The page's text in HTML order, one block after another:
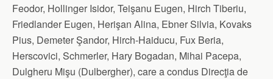
Feodor, Hollinger Isidor, Teişanu Eugen, Hirch Tiberiu,
Friedlander Eugen, Herişan Alina, Ebner Silvia, Kovaks
Pius, Demeter Şandor, Hirch-Haiducu, Fux Beria,
Herscovici, Schmerler, Hary Bogadan, Mihai Pacepa,
Dulgheru Mişu (Dulbergher), care a condus Direcţia de